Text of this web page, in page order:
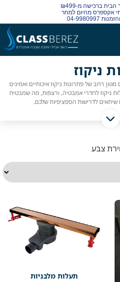
ברכישה מ-₪499
אקספרס מהיום למחר
9980997
ניקוז
רחב של פתרונות ניקוז איכותיים ואמינים
ניקוז לחדרי אמבטיה, ורצפות, מה שמבטיח
לדרישות הספציפיות שלכם.
צבע
תעלות מלבניות